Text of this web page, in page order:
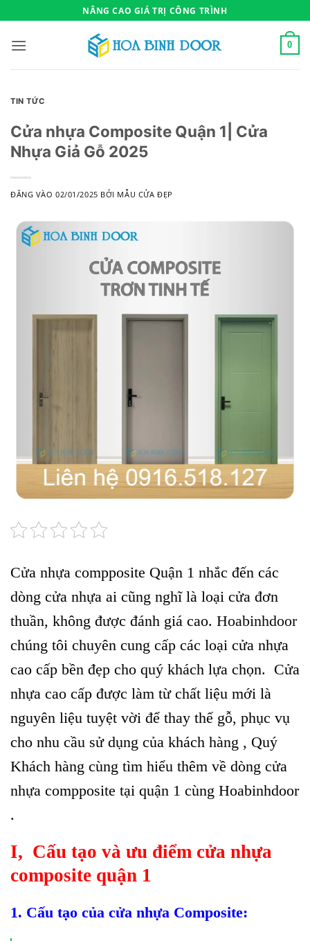
qua
nội
NÂNG CAO GIÁ TRỊ CÔNG TRÌNH
0
TIN TỨC
Cửa nhựa Composite Quận 1| Cửa
Nhựa Giả Gỗ 2025
ĐĂNG VÀO02/01/2025 BỞI MẪU CỬA ĐẸP
Cửa nhựa compposite Quận 1 nhắc đến các
dòng cửa nhựa ai cũng nghĩ là loại cửa đơn
thuần, không được đánh giá cao. Hoabinhdoor
chúng tôi chuyên cung cấp các loại cửa nhựa
cao cấp bền đẹp cho quý khách lựa chọn. Cửa
nhựa cao cấp được làm từ chất liệu mới là
nguyên liệu tuyệt vời để thay thế gỗ, phục vụ
cho nhu cầu sử dụng của khách hàng , Quý
Khách hàng cùng tìm hiểu thêm về dòng cửa
nhựa compposite tại quận 1 cùng Hoabinhdoor
.
I, Cấu tạo và ưu điểm cửa nhựa
composite quận 1
1. Cấu tạo của cửa nhựa Composite: